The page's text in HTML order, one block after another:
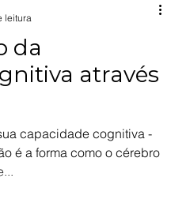
da
através
capacidade cognitiva -
é a forma como o cérebro
leitura